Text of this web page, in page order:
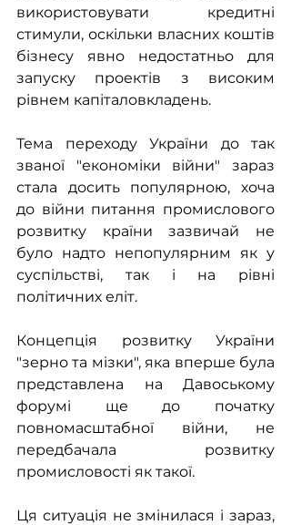
використовувати кредитні
стимули, оскільки власних коштів
бізнесу явно недостатньо для
запуску проектів з високим
рівнем капіталовкладень.
Тема переходу України до так
званої "економіки війни" зараз
стала досить популярною, хоча
до війни питання промислового
розвитку країни зазвичай не
було надто непопулярним як у
суспільстві, так і на рівні
політичних еліт.
Концепція розвитку України
"зерно та мізки", яка вперше була
представлена на Давоському
форумі ще до початку
повномасштабної війни, не
передбачала розвитку
промисловості як такої.
Ця ситуація не змінилася і зараз,